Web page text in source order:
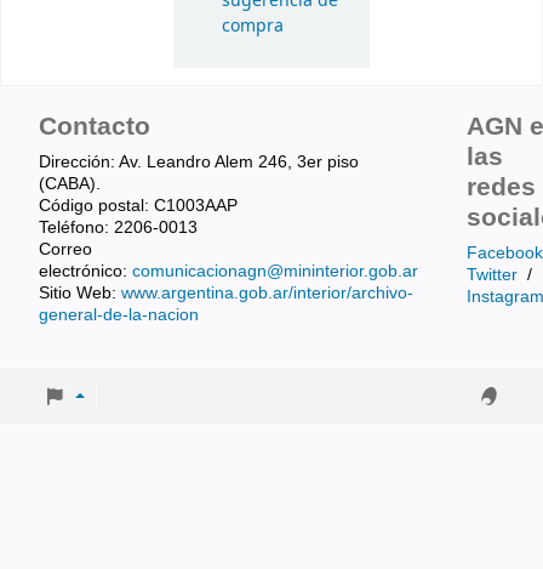
compra
Contacto
Dirección: Av. Leandro Alem 246, 3er piso
(CABA).
Código postal: C1003AAP
Teléfono: 2206-0013
Correo
electrónico: comunicacionagn@mininterior.gob.ar
Sitio Web: www.argentina.gob.ar/interior/archivo-
general-de-la-nacion
AGN
las
redes
Facebook
Twitter /
Instagram